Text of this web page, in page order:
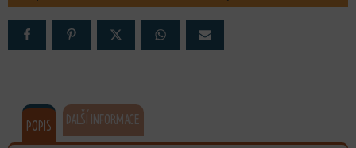
POPIS DALŠÍ INFORMACE